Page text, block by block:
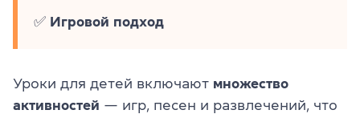
✅ Игровой подход
Уроки для детей включают множество
активностей — игр, песен и развлечений, что